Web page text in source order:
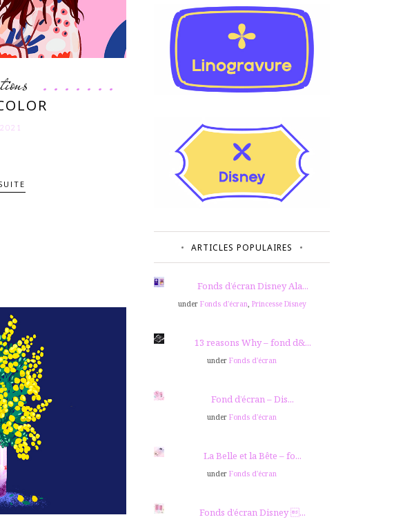
ARTICLES POPULAIRES
Fonds d’écran Disney Ala...
under Fonds d'écran, Princesse Disney
13 reasons Why – fond d&...
under Fonds d'écran
Fond d’écran – Dis...
under Fonds d'écran
La Belle et la Bête – fo...
under Fonds d'écran
Fonds d’écran Disney ...